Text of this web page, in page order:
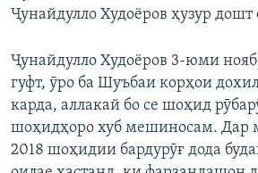
Ҷунайдулло Худоёров ҳузур дошт
Ҷунайдулло Худоёров 3-юми
гуфт, ӯро ба Шуъбаи корҳои
карда, аллакай бо се шоҳид
шоҳидҳоро хуб мешиносам. Дар
2018 шоҳидии бардурӯғ дода